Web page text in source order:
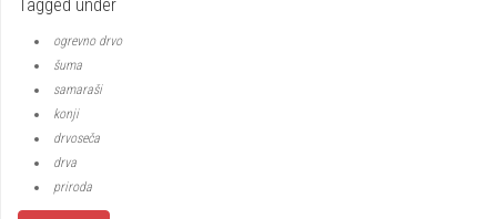
Tagged under
ogrevno drvo
šuma
samaraši
konji
drvoseča
drva
priroda